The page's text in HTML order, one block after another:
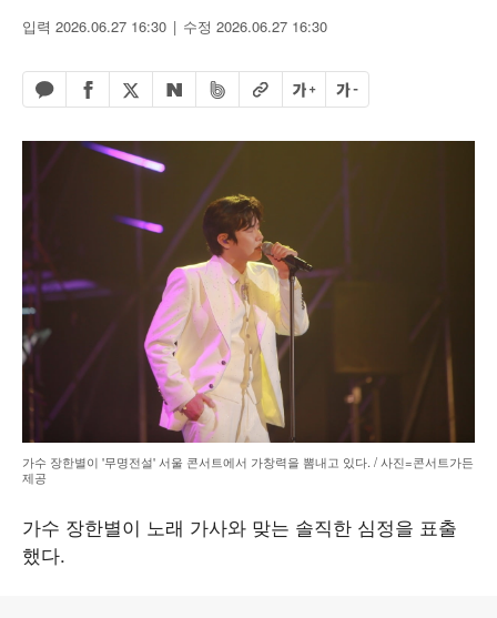
입력 2026.06.27 16:30 수정 2026.06.27 16:30
카카오톡 공유하기
페이스북 공유하기
엑스 공유하기
네이버 공유하기
밴드 공유하기
URL복사글자 크게글자 작게
가수 장한별이 '무명전설' 서울 콘서트에서 가창력을 뽐내고 있다. / 사진=콘서트가든
제공
가수 장한별이 노래 가사와 맞는 솔직한 심정을 표출
했다.